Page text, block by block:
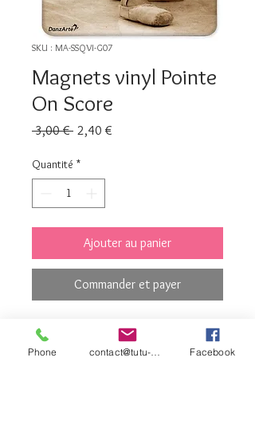
SKU : MA-SSQVI-G07
Magnets vinyl Pointe
On Score
3,00 € Prix
2,40 €
Quantité *
Ajouter au panier
Commander et payer
contact©tutu-et-
cie.com
Phone Facebook